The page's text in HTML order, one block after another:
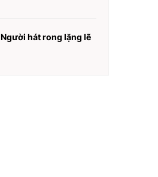
Người hát rong lặng lẽ